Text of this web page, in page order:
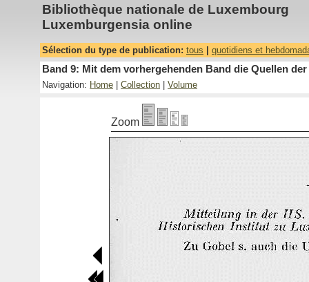
Bibliothèque nationale de Luxembourg
Luxemburgensia online
Sélection du type de publication: tous quotidiens et
Band 9: Mit dem vorhergehenden Band die Quellen
Navigation: Home Collection Volume
Zoom